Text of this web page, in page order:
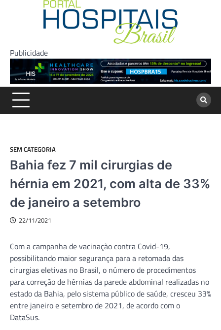
Publicidade
SEM CATEGORIA
Bahia fez 7 mil cirurgias de
hérnia em 2021, com alta de 33%
de janeiro a setembro
22/11/2021
Com a campanha de vacinação contra Covid-19,
possibilitando maior segurança para a retomada das
cirurgias eletivas no Brasil, o número de procedimentos
para correção de hérnias da parede abdominal realizadas no
estado da Bahia, pelo sistema público de saúde, cresceu 33%
entre janeiro e setembro de 2021, de acordo com o
DataSus.